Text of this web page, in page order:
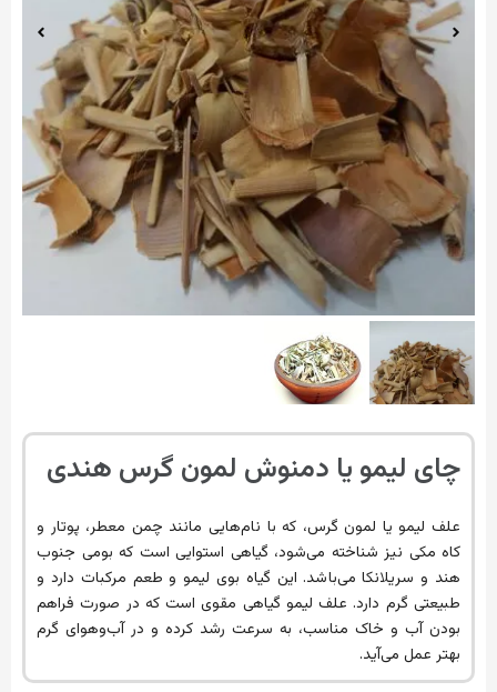
چای لیمو یا دمنوش لمون گرس هندی
علف لیمو یا لمون گرس، که با نام‌هایی مانند چمن معطر، پوتار و
کاه مکی نیز شناخته می‌شود، گیاهی استوایی است که بومی جنوب
هند و سریلانکا می‌باشد. این گیاه بوی لیمو و طعم مرکبات دارد و
طبیعتی گرم دارد. علف لیمو گیاهی مقوی است که در صورت فراهم
بودن آب و خاک مناسب، به سرعت رشد کرده و در آب‌وهوای گرم
بهتر عمل می‌آید.